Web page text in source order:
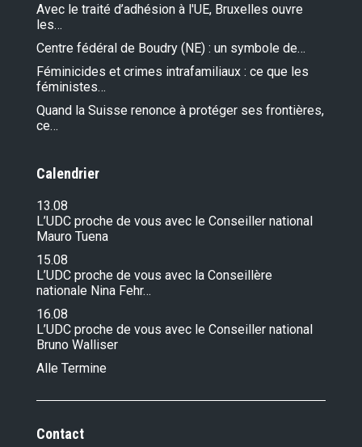
Avec le traité d’adhésion à l'UE, Bruxelles ouvre
les…
Centre fédéral de Boudry (NE) : un symbole de…
Féminicides et crimes intrafamiliaux : ce que les
féministes…
Quand la Suisse renonce à protéger ses frontières,
ce…
Calendrier
13.08
L’UDC proche de vous avec le Conseiller national
Mauro Tuena
15.08
L’UDC proche de vous avec la Conseillère
nationale Nina Fehr…
16.08
L’UDC proche de vous avec le Conseiller national
Bruno Walliser
Alle Termine
Contact